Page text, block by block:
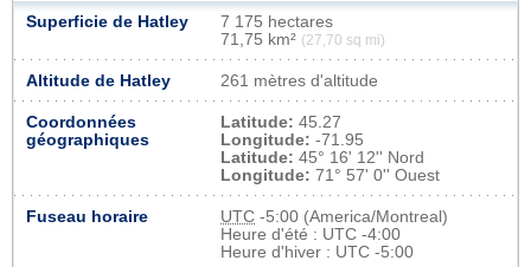
Superficie de Hatley
7 175 hectares
71,75 km² (27,70 sq mi)
Altitude de Hatley 261 mètres d'altitude
Coordonnées
géographiques
Latitude: 45.27
Longitude: -71.95
Latitude: 45° 16' 12'' Nord
Longitude: 71° 57' 0'' Ouest
Fuseau horaire UTC -5:00 (America/Montreal)
Heure d'été : UTC -4:00
Heure d'hiver : UTC -5:00